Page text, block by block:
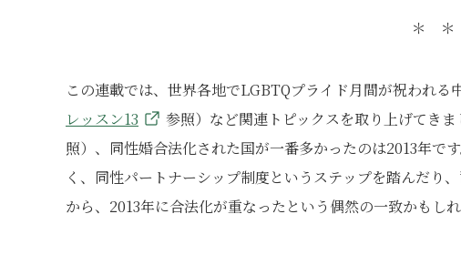
＊
この連載では、世界各地でLGBTQプライド月間が祝われ
レッスン13
参照）など関連トピックスを取り上げてき
照）、同性婚合法化された国が一番多かったのは2013年で
く、同性パートナーシップ制度というステップを踏んだり
から、2013年に合法化が重なったという偶然の一致かもしれ